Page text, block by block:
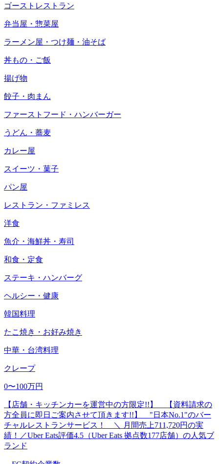
ゴーストレストラン
弁当屋・惣菜屋
ラーメン屋・つけ麺・油そば
丼もの・ご飯
揚げ物
餃子・肉まん
ファーストフード・ハンバーガー
うどん・蕎麦
カレー屋
スイーツ・菓子
パン屋
レストラン・ファミレス
洋食
魚介・海鮮丼・寿司
和食・定食
ステーキ・ハンバーグ
ヘルシー・健康
韓国料理
たこ焼き・お好み焼き
中華・台湾料理
クレープ
0〜100万円
【店舗・キッチンカーを運営中の方限定!!】 【資料請求の
方全員に即日ご案内させて頂きます!!】 "日本No.1"のバー
チャルレストランサービス！ ＼ 月間売上711,720円の実
績！／Uber Eats評価4.5（Uber Eats 拠点数177店舗）の人気ブ
ランド